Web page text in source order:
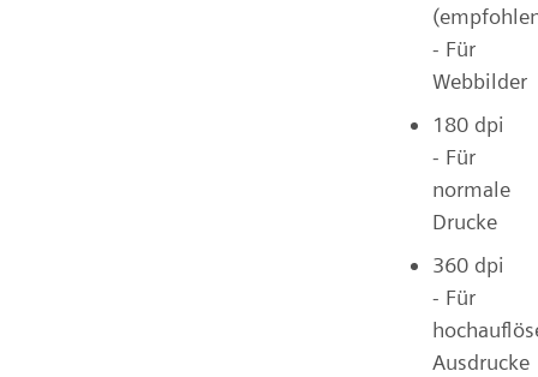
- Für
Webbilder
180 dpi
- Für
normale
Drucke
360 dpi
- Für
Ausdrucke